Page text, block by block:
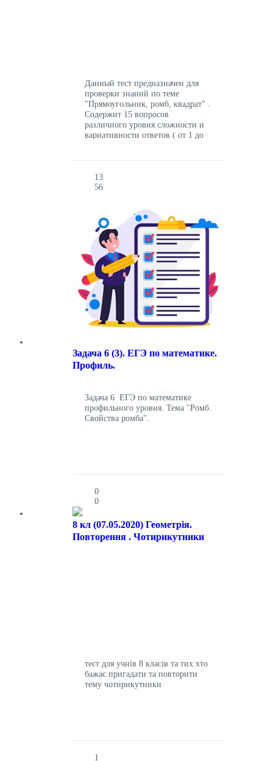
Данный тест предназначен для
проверки знаний по теме
"Прямоугольник, ромб, квадрат" .
Содержит 15 вопросов
различного уровня сложности и
вариативности ответов ( от 1 до
удачи1
13
56
Задача 6 (3). ЕГЭ по математике.
Профиль.
Задача 6 ЕГЭ по математике
профильного уровня. Тема "Ромб.
Свойства ромба".
0
0
8 кл (07.05.2020) Геометрія.
Повторення . Чотирикутники
тест для учнів 8 класів та тих хто
бажає пригадати та повторити
тему чотирикутники
1